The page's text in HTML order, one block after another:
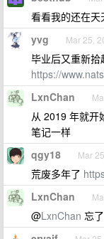
看看我的还在天
yvg Mar 25,
毕业后又重新
https://
LxnChan
从 2019 年就开
笔记一样
qgy18 Mar
荒废多年了
LxnChan
@LxnChan 忘